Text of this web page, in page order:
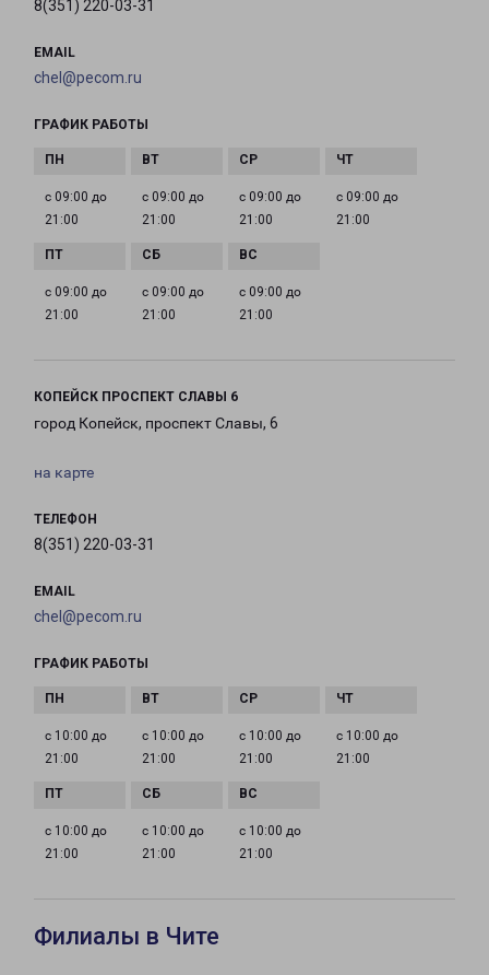
8(351) 220-03-31
EMAIL
chel@pecom.ru
ГРАФИК РАБОТЫ
с 09:00 до
21:00
с 09:00 до
21:00
с 09:00 до
21:00
с 09:00 до
21:00
с 09:00 до
21:00
с 09:00 до
21:00
с 09:00 до
21:00
КОПЕЙСК ПРОСПЕКТ СЛАВЫ 6
город Копейск, проспект Славы, 6
на карте
ТЕЛЕФОН
8(351) 220-03-31
EMAIL
chel@pecom.ru
ГРАФИК РАБОТЫ
с 10:00 до
21:00
с 10:00 до
21:00
с 10:00 до
21:00
с 10:00 до
21:00
с 10:00 до
21:00
с 10:00 до
21:00
с 10:00 до
21:00
Филиалы в Чите